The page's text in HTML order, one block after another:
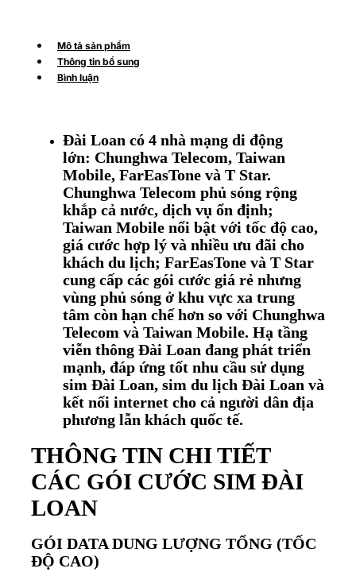
Mô tả sản phẩm
Thông tin bổ sung
Bình luận
Đài Loan có 4 nhà mạng di động
lớn: Chunghwa Telecom, Taiwan
Mobile, FarEasTone và T Star.
Chunghwa Telecom phủ sóng rộng
khắp cả nước, dịch vụ ổn định;
Taiwan Mobile nổi bật với tốc độ cao,
giá cước hợp lý và nhiều ưu đãi cho
khách du lịch; FarEasTone và T Star
cung cấp các gói cước giá rẻ nhưng
vùng phủ sóng ở khu vực xa trung
tâm còn hạn chế hơn so với Chunghwa
Telecom và Taiwan Mobile. Hạ tầng
viễn thông Đài Loan đang phát triển
mạnh, đáp ứng tốt nhu cầu sử dụng
sim Đài Loan, sim du lịch Đài Loan và
kết nối internet cho cả người dân địa
phương lẫn khách quốc tế.
THÔNG TIN CHI TIẾT
CÁC GÓI CƯỚC SIM ĐÀI
LOAN
GÓI DATA DUNG LƯỢNG TỔNG (TỐC
ĐỘ CAO)